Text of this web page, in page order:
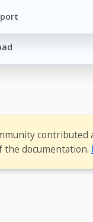
contributed
documentation.